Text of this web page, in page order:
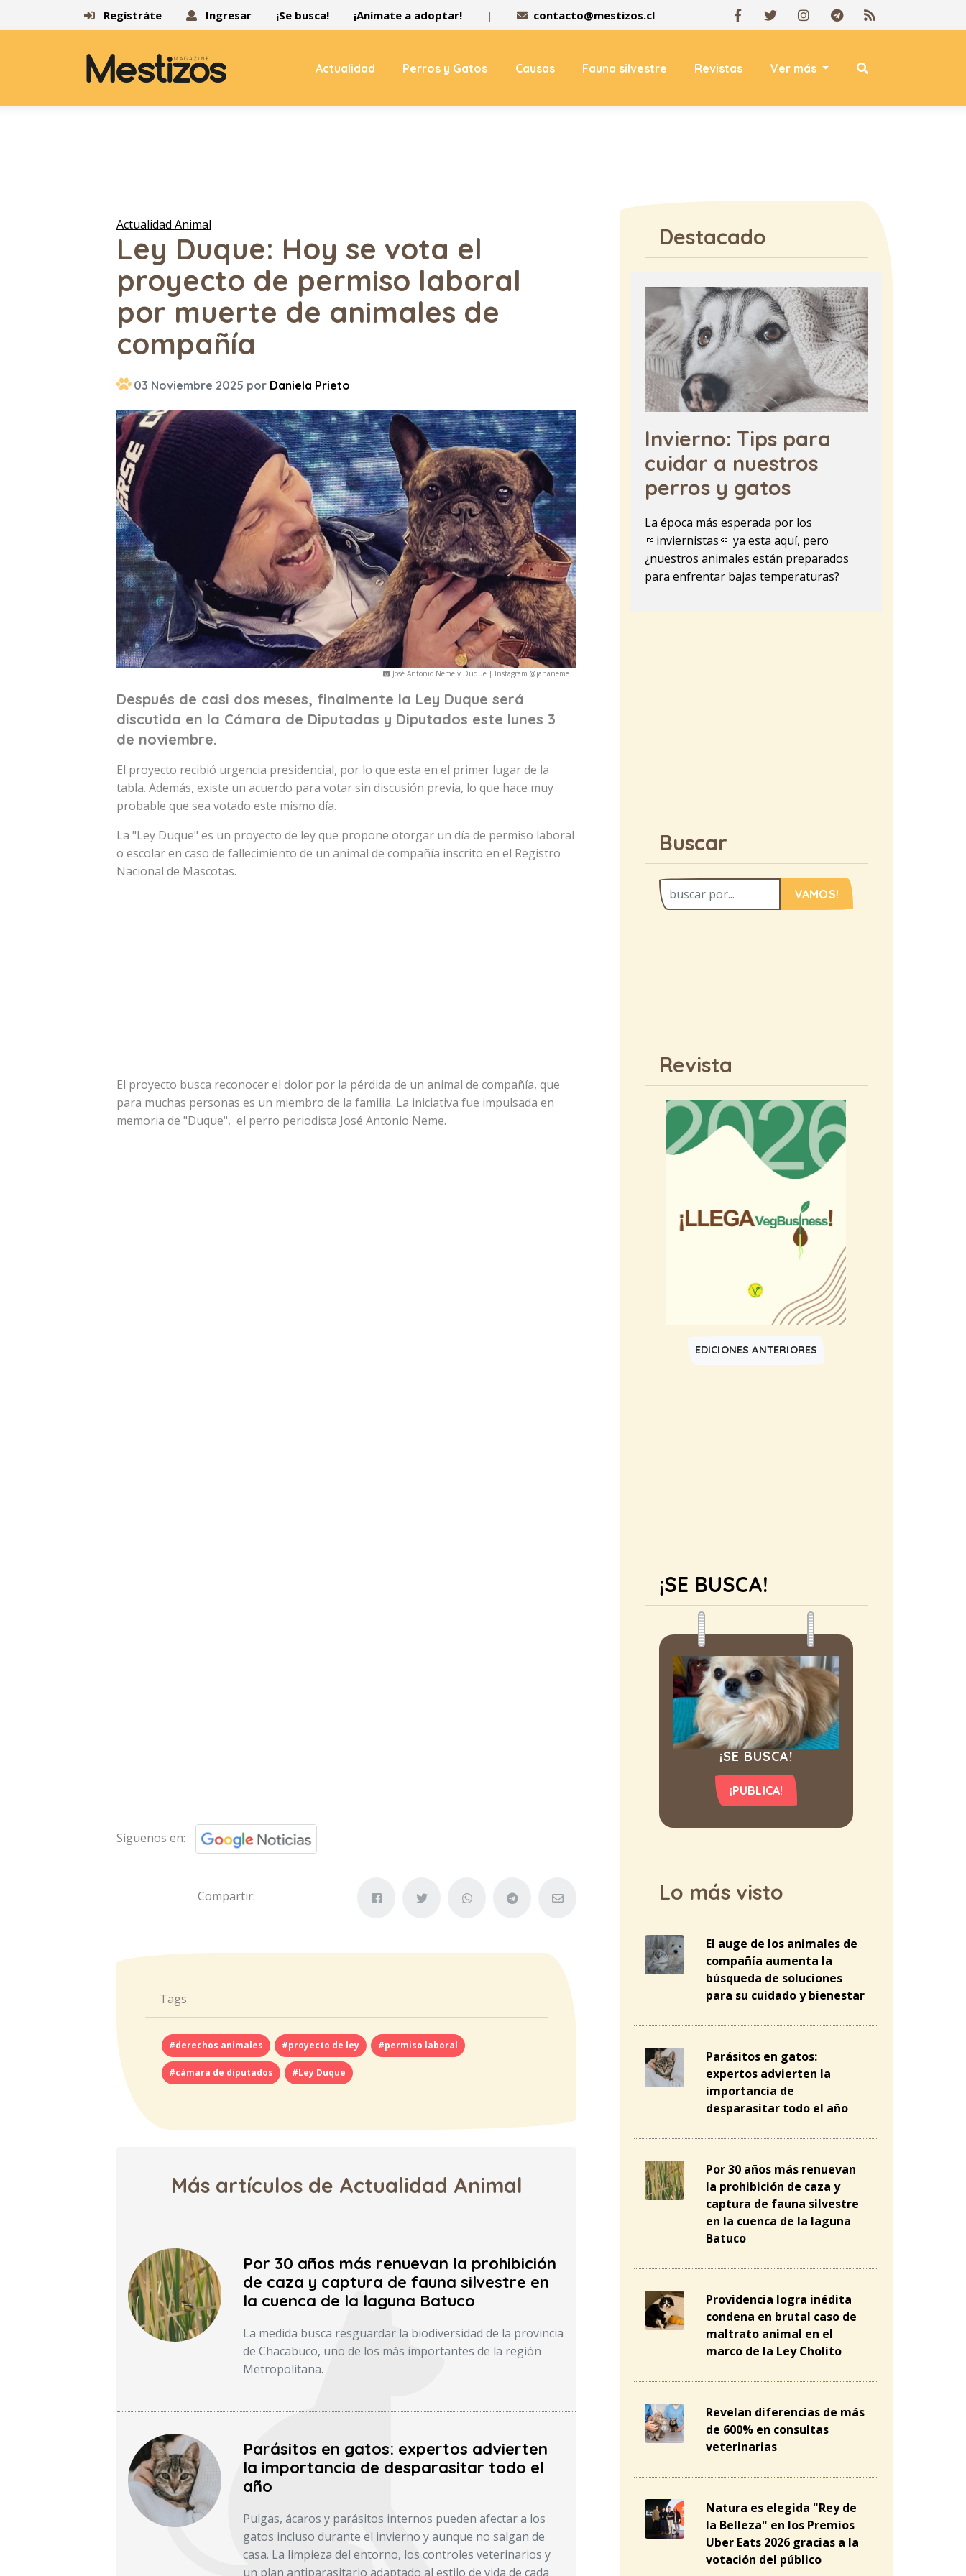
Regístráte Ingresar ¡Se busca! ¡Anímate a adoptar! | contacto@mestizos.cl
Actualidad Perros y Gatos Causas Fauna silvestre Revistas Ver más
Actualidad Animal
Ley Duque: Hoy se vota el
proyecto de permiso laboral
por muerte de animales de
compañía
03 Noviembre 2025 por Daniela Prieto
José Antonio Neme y Duque | Instagram @jananeme
Después de casi dos meses, finalmente la Ley Duque será
discutida en la Cámara de Diputadas y Diputados este lunes 3
de noviembre.
El proyecto recibió urgencia presidencial, por lo que esta en el primer lugar de la
tabla. Además, existe un acuerdo para votar sin discusión previa, lo que hace muy
probable que sea votado este mismo día.
La "Ley Duque" es un proyecto de ley que propone otorgar un día de permiso laboral
o escolar en caso de fallecimiento de un animal de compañía inscrito en el Registro
Nacional de Mascotas.
El proyecto busca reconocer el dolor por la pérdida de un animal de compañía, que
para muchas personas es un miembro de la familia. La iniciativa fue impulsada en
memoria de "Duque", el perro periodista José Antonio Neme.
Síguenos en:
Compartir:
Tags
#derechos animales #proyecto de ley #permiso laboral
#cámara de diputados #Ley Duque
Más artículos de Actualidad Animal
Por 30 años más renuevan la prohibición
de caza y captura de fauna silvestre en
la cuenca de la laguna Batuco
La medida busca resguardar la biodiversidad de la provincia
de Chacabuco, uno de los más importantes de la región
Metropolitana.
Parásitos en gatos: expertos advierten
la importancia de desparasitar todo el
año
Pulgas, ácaros y parásitos internos pueden afectar a los
gatos incluso durante el invierno y aunque no salgan de
casa. La limpieza del entorno, los controles veterinarios y
un plan antiparasitario adaptado al estilo de vida de cada
Destacado
Invierno: Tips para
cuidar a nuestros
perros y gatos
La época más esperada por los
inviernistas ya esta aquí, pero
¿nuestros animales están preparados
para enfrentar bajas temperaturas?
Buscar
VAMOS!
Revista
EDICIONES ANTERIORES
¡SE BUSCA!
¡SE BUSCA!
¡PUBLICA!
Lo más visto
El auge de los animales de
compañía aumenta la
búsqueda de soluciones
para su cuidado y bienestar
Parásitos en gatos:
expertos advierten la
importancia de
desparasitar todo el año
Por 30 años más renuevan
la prohibición de caza y
captura de fauna silvestre
en la cuenca de la laguna
Batuco
Providencia logra inédita
condena en brutal caso de
maltrato animal en el
marco de la Ley Cholito
Revelan diferencias de más
de 600% en consultas
veterinarias
Natura es elegida "Rey de
la Belleza" en los Premios
Uber Eats 2026 gracias a la
votación del público